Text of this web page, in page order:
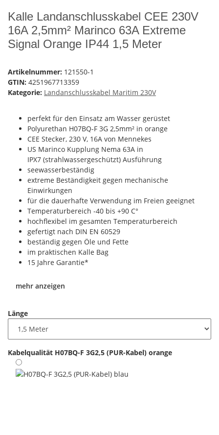
Kalle Landanschlusskabel CEE 230V
16A 2,5mm² Marinco 63A Extreme
Signal Orange IP44 1,5 Meter
Artikelnummer: 121550-1
GTIN: 4251967713359
Kategorie: Landanschlusskabel Maritim 230V
perfekt für den Einsatz am Wasser gerüstet
Polyurethan H07BQ-F 3G 2,5mm² in orange
CEE Stecker, 230 V, 16A von Mennekes
US Marinco Kupplung Nema 63A in
IPX7 (strahlwassergeschützt) Ausführung
seewasserbeständig
extreme Beständigkeit gegen mechanische
Einwirkungen
für die dauerhafte Verwendung im Freien geeignet
Temperaturbereich -40 bis +90 C°
hochflexibel im gesamten Temperaturbereich
gefertigt nach DIN EN 60529
beständig gegen Öle und Fette
im praktischen Kalle Bag
15 Jahre Garantie*
mehr anzeigen
Länge
Kabelqualität H07BQ-F 3G2,5 (PUR-Kabel) orange